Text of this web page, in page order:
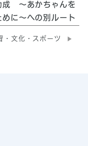
成 ～あかちゃんを
に～への別ルート
・文化・スポーツ